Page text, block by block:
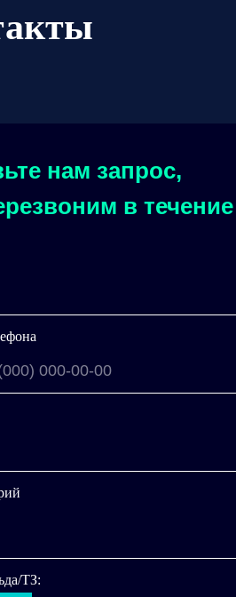
нам запрос,
в
ТЗ: